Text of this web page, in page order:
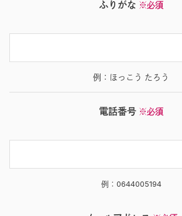
ふりがな ※必須
例：ほっこう たろう
電話番号 ※必須
例：0644005194